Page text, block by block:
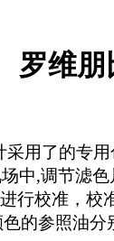
罗维
用了的专用
调节滤色片
准，校准
的参照油